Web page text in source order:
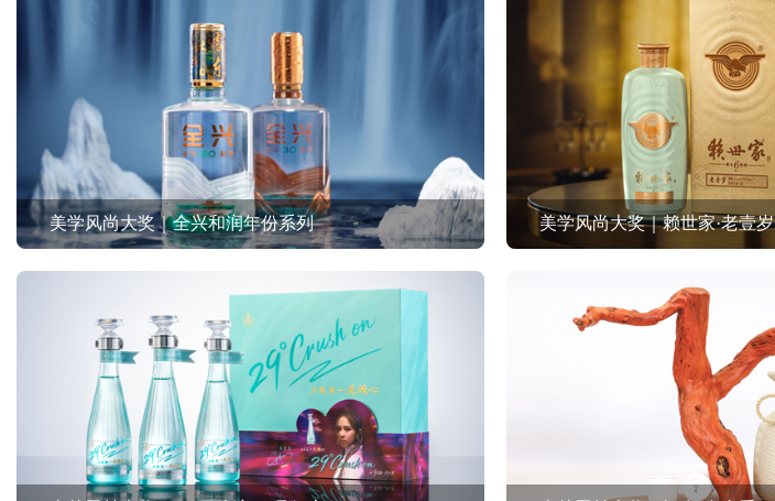
美学风尚大奖｜全兴和润年份系列 美学风尚大奖｜赖世家·老壹岁